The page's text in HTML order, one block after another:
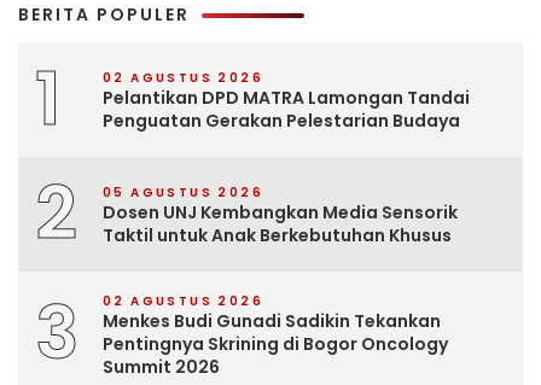
BERITA POPULER
1 02 AGUSTUS 2026
Pelantikan DPD MATRA Lamongan Tandai
Penguatan Gerakan Pelestarian Budaya
2 05 AGUSTUS 2026
Dosen UNJ Kembangkan Media Sensorik
Taktil untuk Anak Berkebutuhan Khusus
3 02 AGUSTUS 2026
Menkes Budi Gunadi Sadikin Tekankan
Pentingnya Skrining di Bogor Oncology
Summit 2026